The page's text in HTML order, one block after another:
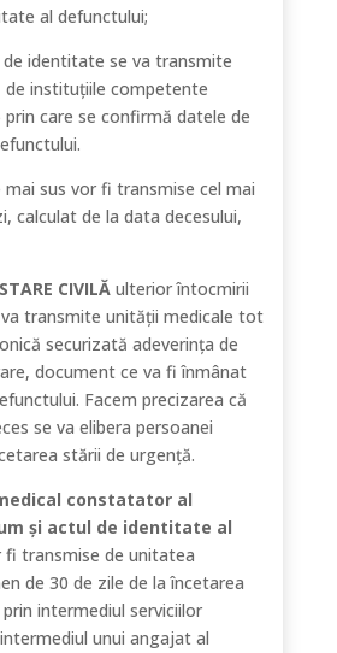
al defunctului;
de identitate se va transmite
de instituțiile competente
care se confirmă datele de
sus vor fi transmise cel mai
calculat de la data decesului,
CIVILĂ ulterior întocmirii
transmite unității medicale tot
securizată adeverința de
document ce va fi înmânat
Facem precizarea că
se va elibera persoanei
stării de urgență.
constatator al
și actul de identitate al
fi transmise de unitatea
de 30 de zile de la încetarea
intermediul serviciilor
unui angajat al